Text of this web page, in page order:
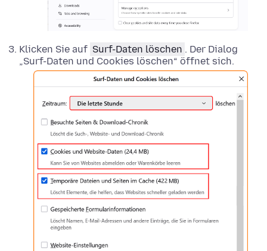
Klicken Sie auf Surf-Daten löschen . Der Dialog
„Surf-Daten und Cookies löschen“ öffnet sich.